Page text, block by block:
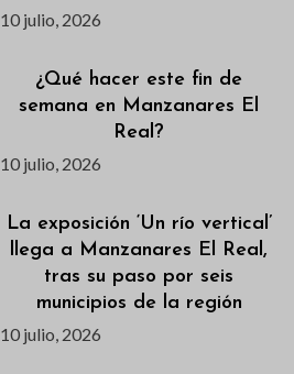
10 julio, 2026
¿Qué hacer este fin de
semana en Manzanares El
Real?
10 julio, 2026
La exposición ‘Un río vertical’
llega a Manzanares El Real,
tras su paso por seis
municipios de la región
10 julio, 2026